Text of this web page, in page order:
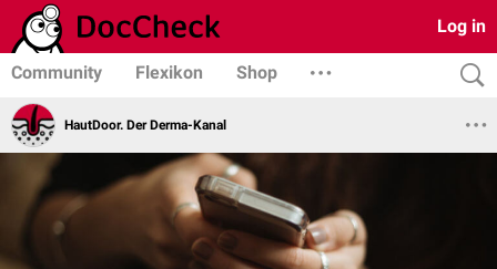
Log in
Community Flexikon Shop
HautDoor. Der Derma-Kanal